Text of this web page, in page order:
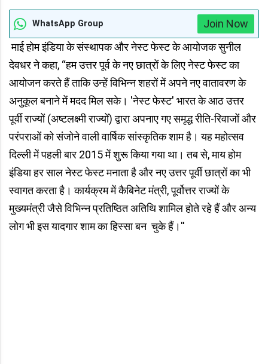
WhatsApp Group
Join Now
माई होम इंडिया के संस्थापक और नेस्ट फेस्ट के आयोजक सुनील
देवधर ने कहा, “हम उत्तर पूर्व के नए छात्रों के लिए नेस्ट फेस्ट का
आयोजन करते हैं ताकि उन्हें विभिन्न शहरों में अपने नए वातावरण के
अनुकूल बनाने में मदद मिल सके। 'नेस्ट फेस्ट' भारत के आठ उत्तर
पूर्वी राज्यों (अष्टलक्ष्मी राज्यों) द्वारा अपनाए गए समृद्ध रीति-रिवाजों और
परंपराओं को संजोने वाली वार्षिक सांस्कृतिक शाम है। यह महोत्सव
दिल्ली में पहली बार 2015 में शुरू किया गया था। तब से, माय होम
इंडिया हर साल नेस्ट फेस्ट मनाता है और नए उत्तर पूर्वी छात्रों का भी
स्वागत करता है। कार्यक्रम में कैबिनेट मंत्री, पूर्वोत्तर राज्यों के
मुख्यमंत्री जैसे विभिन्न प्रतिष्ठित अतिथि शामिल होते रहे हैं और अन्य
लोग भी इस यादगार शाम का हिस्सा बन चुके हैं।''